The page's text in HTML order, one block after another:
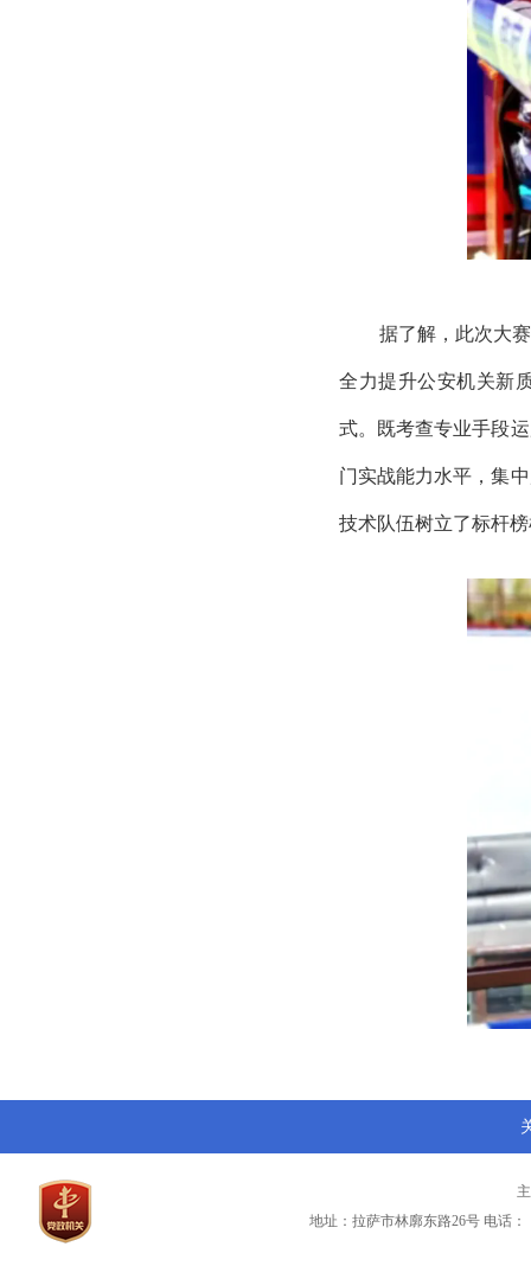
据了解，此次大
全力提升公安机关新
式。既考查专业手段
门实战能力水平，集
技术队伍树立了标杆
地址：拉萨市林廓东路26号 电话：